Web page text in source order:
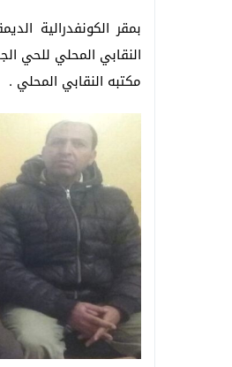
بمقر الكونفدرالية
مكتبه النقابي المحلي .